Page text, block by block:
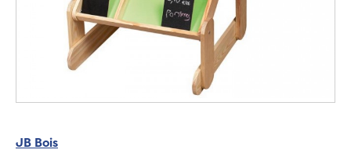
JB Bois